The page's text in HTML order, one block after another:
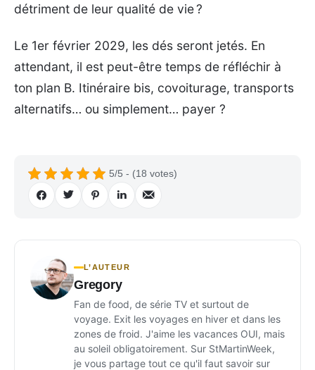
détriment de leur qualité de vie ?
Le 1er février 2029, les dés seront jetés. En
attendant, il est peut-être temps de réfléchir à
ton plan B. Itinéraire bis, covoiturage, transports
alternatifs… ou simplement… payer ?
5/5 - (18 votes)
L’AUTEUR
Gregory
Fan de food, de série TV et surtout de
voyage. Exit les voyages en hiver et dans les
zones de froid. J'aime les vacances OUI, mais
au soleil obligatoirement. Sur StMartinWeek,
je vous partage tout ce qu'il faut savoir sur